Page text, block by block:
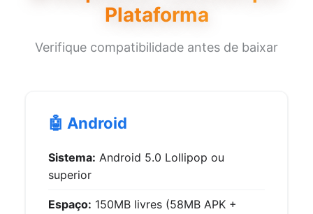
Plataforma
Verifique compatibilidade antes de baixar
🤖 Android
Sistema: Android 5.0 Lollipop ou
superior
Espaço: 150MB livres (58MB APK +